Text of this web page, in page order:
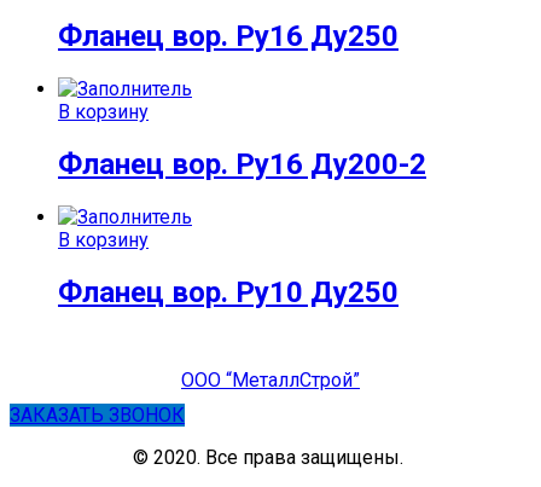
Фланец вор. Ру16 Ду250
В корзину
Фланец вор. Ру16 Ду200-2
В корзину
Фланец вор. Ру10 Ду250
ООО “МеталлСтрой”
ЗАКАЗАТЬ ЗВОНОК
© 2020. Все права защищены.